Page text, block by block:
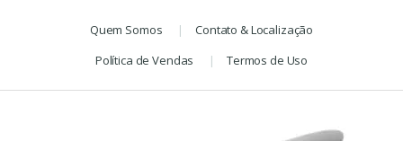
Quem Somos
Contato & Localização
Política de Vendas
Termos de Uso